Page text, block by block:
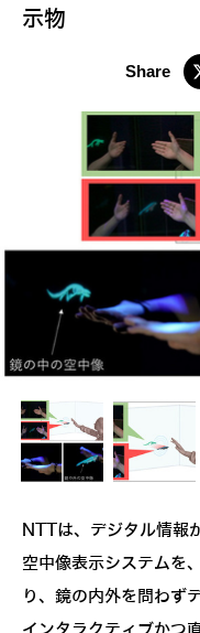
示物
NTTは、デジタル情報
空中像表示システムを
り、鏡の内外を問わず